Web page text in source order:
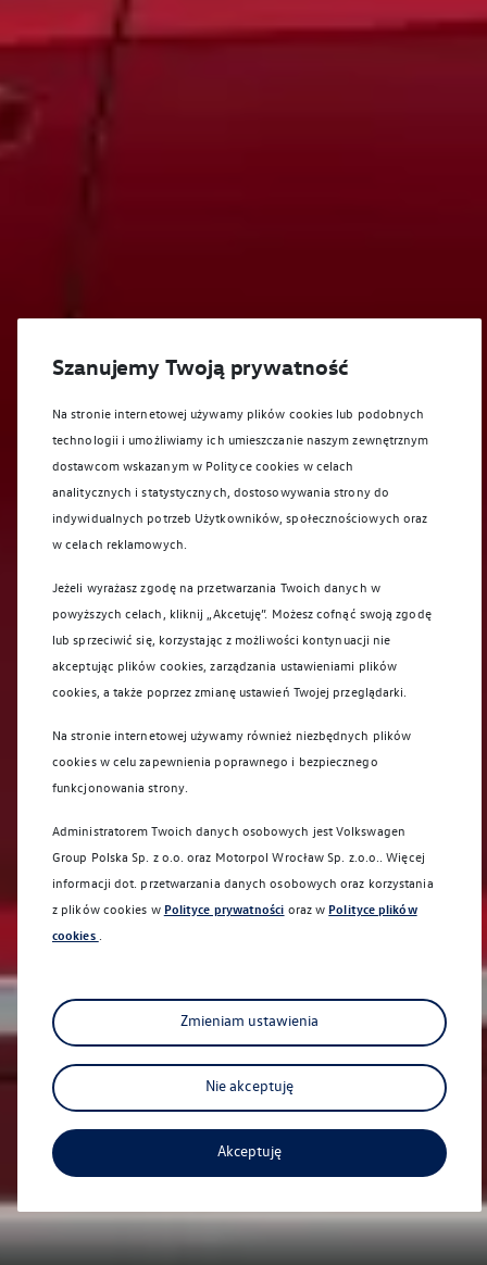
Szanujemy Twoją prywatność
Na stronie internetowej używamy plików cookies lub podobnych
technologii i umożliwiamy ich umieszczanie naszym zewnętrznym
dostawcom wskazanym w Polityce cookies w celach
analitycznych i statystycznych, dostosowywania strony do
indywidualnych potrzeb Użytkowników, społecznościowych oraz
w celach reklamowych.
Jeżeli wyrażasz zgodę na przetwarzania Twoich danych w
powyższych celach, kliknij „Akcetuję”. Możesz cofnąć swoją zgodę
lub sprzeciwić się, korzystając z możliwości kontynuacji nie
akceptując plików cookies, zarządzania ustawieniami plików
cookies, a także poprzez zmianę ustawień Twojej przeglądarki.
Na stronie internetowej używamy również niezbędnych plików
cookies w celu zapewnienia poprawnego i bezpiecznego
funkcjonowania strony.
Administratorem Twoich danych osobowych jest Volkswagen
Group Polska Sp. z o.o. oraz Motorpol Wrocław Sp. z.o.o.. Więcej
informacji dot. przetwarzania danych osobowych oraz korzystania
z plików cookies w Polityce prywatności oraz w Polityce plików
cookies .
Zmieniam ustawienia
Nie akceptuję
Akceptuję